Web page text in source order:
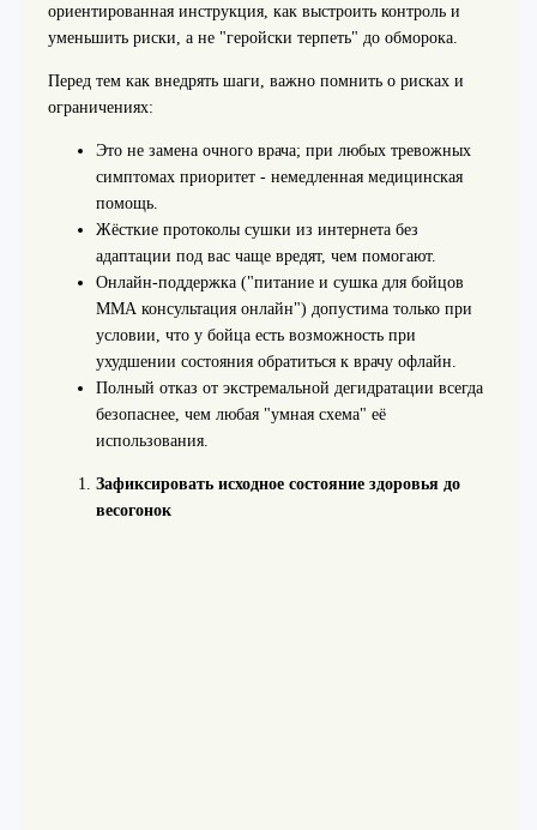
ориентированная инструкция, как выстроить контроль и
уменьшить риски, а не "геройски терпеть" до обморока.
Перед тем как внедрять шаги, важно помнить о рисках и
ограничениях:
Это не замена очного врача; при любых тревожных
симптомах приоритет - немедленная медицинская
помощь.
Жёсткие протоколы сушки из интернета без
адаптации под вас чаще вредят, чем помогают.
Онлайн-поддержка ("питание и сушка для бойцов
ММА консультация онлайн") допустима только при
условии, что у бойца есть возможность при
ухудшении состояния обратиться к врачу офлайн.
Полный отказ от экстремальной дегидратации всегда
безопаснее, чем любая "умная схема" её
использования.
Зафиксировать исходное состояние здоровья до
весогонок